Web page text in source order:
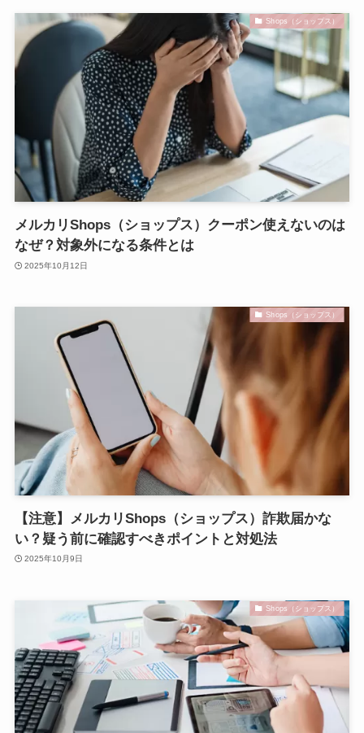
Shops（ショップス）
メルカリShops（ショップス）クーポン使えないのは
なぜ？対象外になる条件とは
2025年10月12日
Shops（ショップス）
【注意】メルカリShops（ショップス）詐欺届かな
い？疑う前に確認すべきポイントと対処法
2025年10月9日
Shops（ショップス）